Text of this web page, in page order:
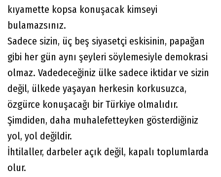
kıyamette kopsa konuşacak kimseyi
bulamazsınız.
Sadece sizin, üç beş siyasetçi eskisinin, papağan
gibi her gün aynı şeyleri söylemesiyle demokrasi
olmaz. Vadedeceğiniz ülke sadece iktidar ve sizin
değil, ülkede yaşayan herkesin korkusuzca,
özgürce konuşacağı bir Türkiye olmalıdır.
Şimdiden, daha muhalefetteyken gösterdiğiniz
yol, yol değildir.
İhtilaller, darbeler açık değil, kapalı toplumlarda
olur.